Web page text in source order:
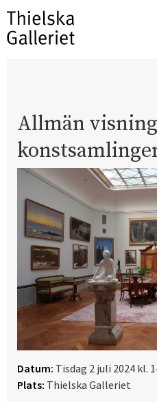
Allmän
Datum: Tisdag 2 juli 2024 kl.
Plats: Thielska Galleriet